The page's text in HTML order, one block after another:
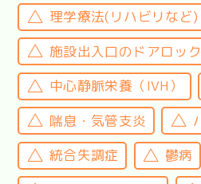
理学療法(リハビリなど)
施設出入口のドアロック
中心静脈栄養（IVH）
喘息・気管支炎
統合失調症
鬱病